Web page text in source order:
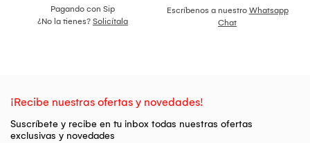
Pagando con Sip
¿No la tienes? Solicítala
Escríbenos a nuestro Whatsapp
Chat
¡Recibe nuestras ofertas y novedades!
Suscríbete y recibe en tu inbox todas nuestras ofertas
exclusivas y novedades